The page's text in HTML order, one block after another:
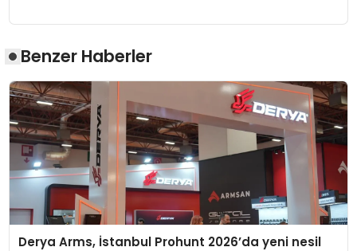
Benzer Haberler
Derya Arms, İstanbul Prohunt 2026’da yeni nesil